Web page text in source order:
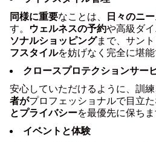
同様に重要なことは、 日々のニ
す。 ウェルネスの予約や高級ダ
ソナルショッピングまで、サン
フスタイルを妨げなく完全に堪能
クロースプロテクションサー
安心していただけるように、訓
者がプロフェッショナルで目立た
とプライバシーを最優先に保ちま
イベントと体験